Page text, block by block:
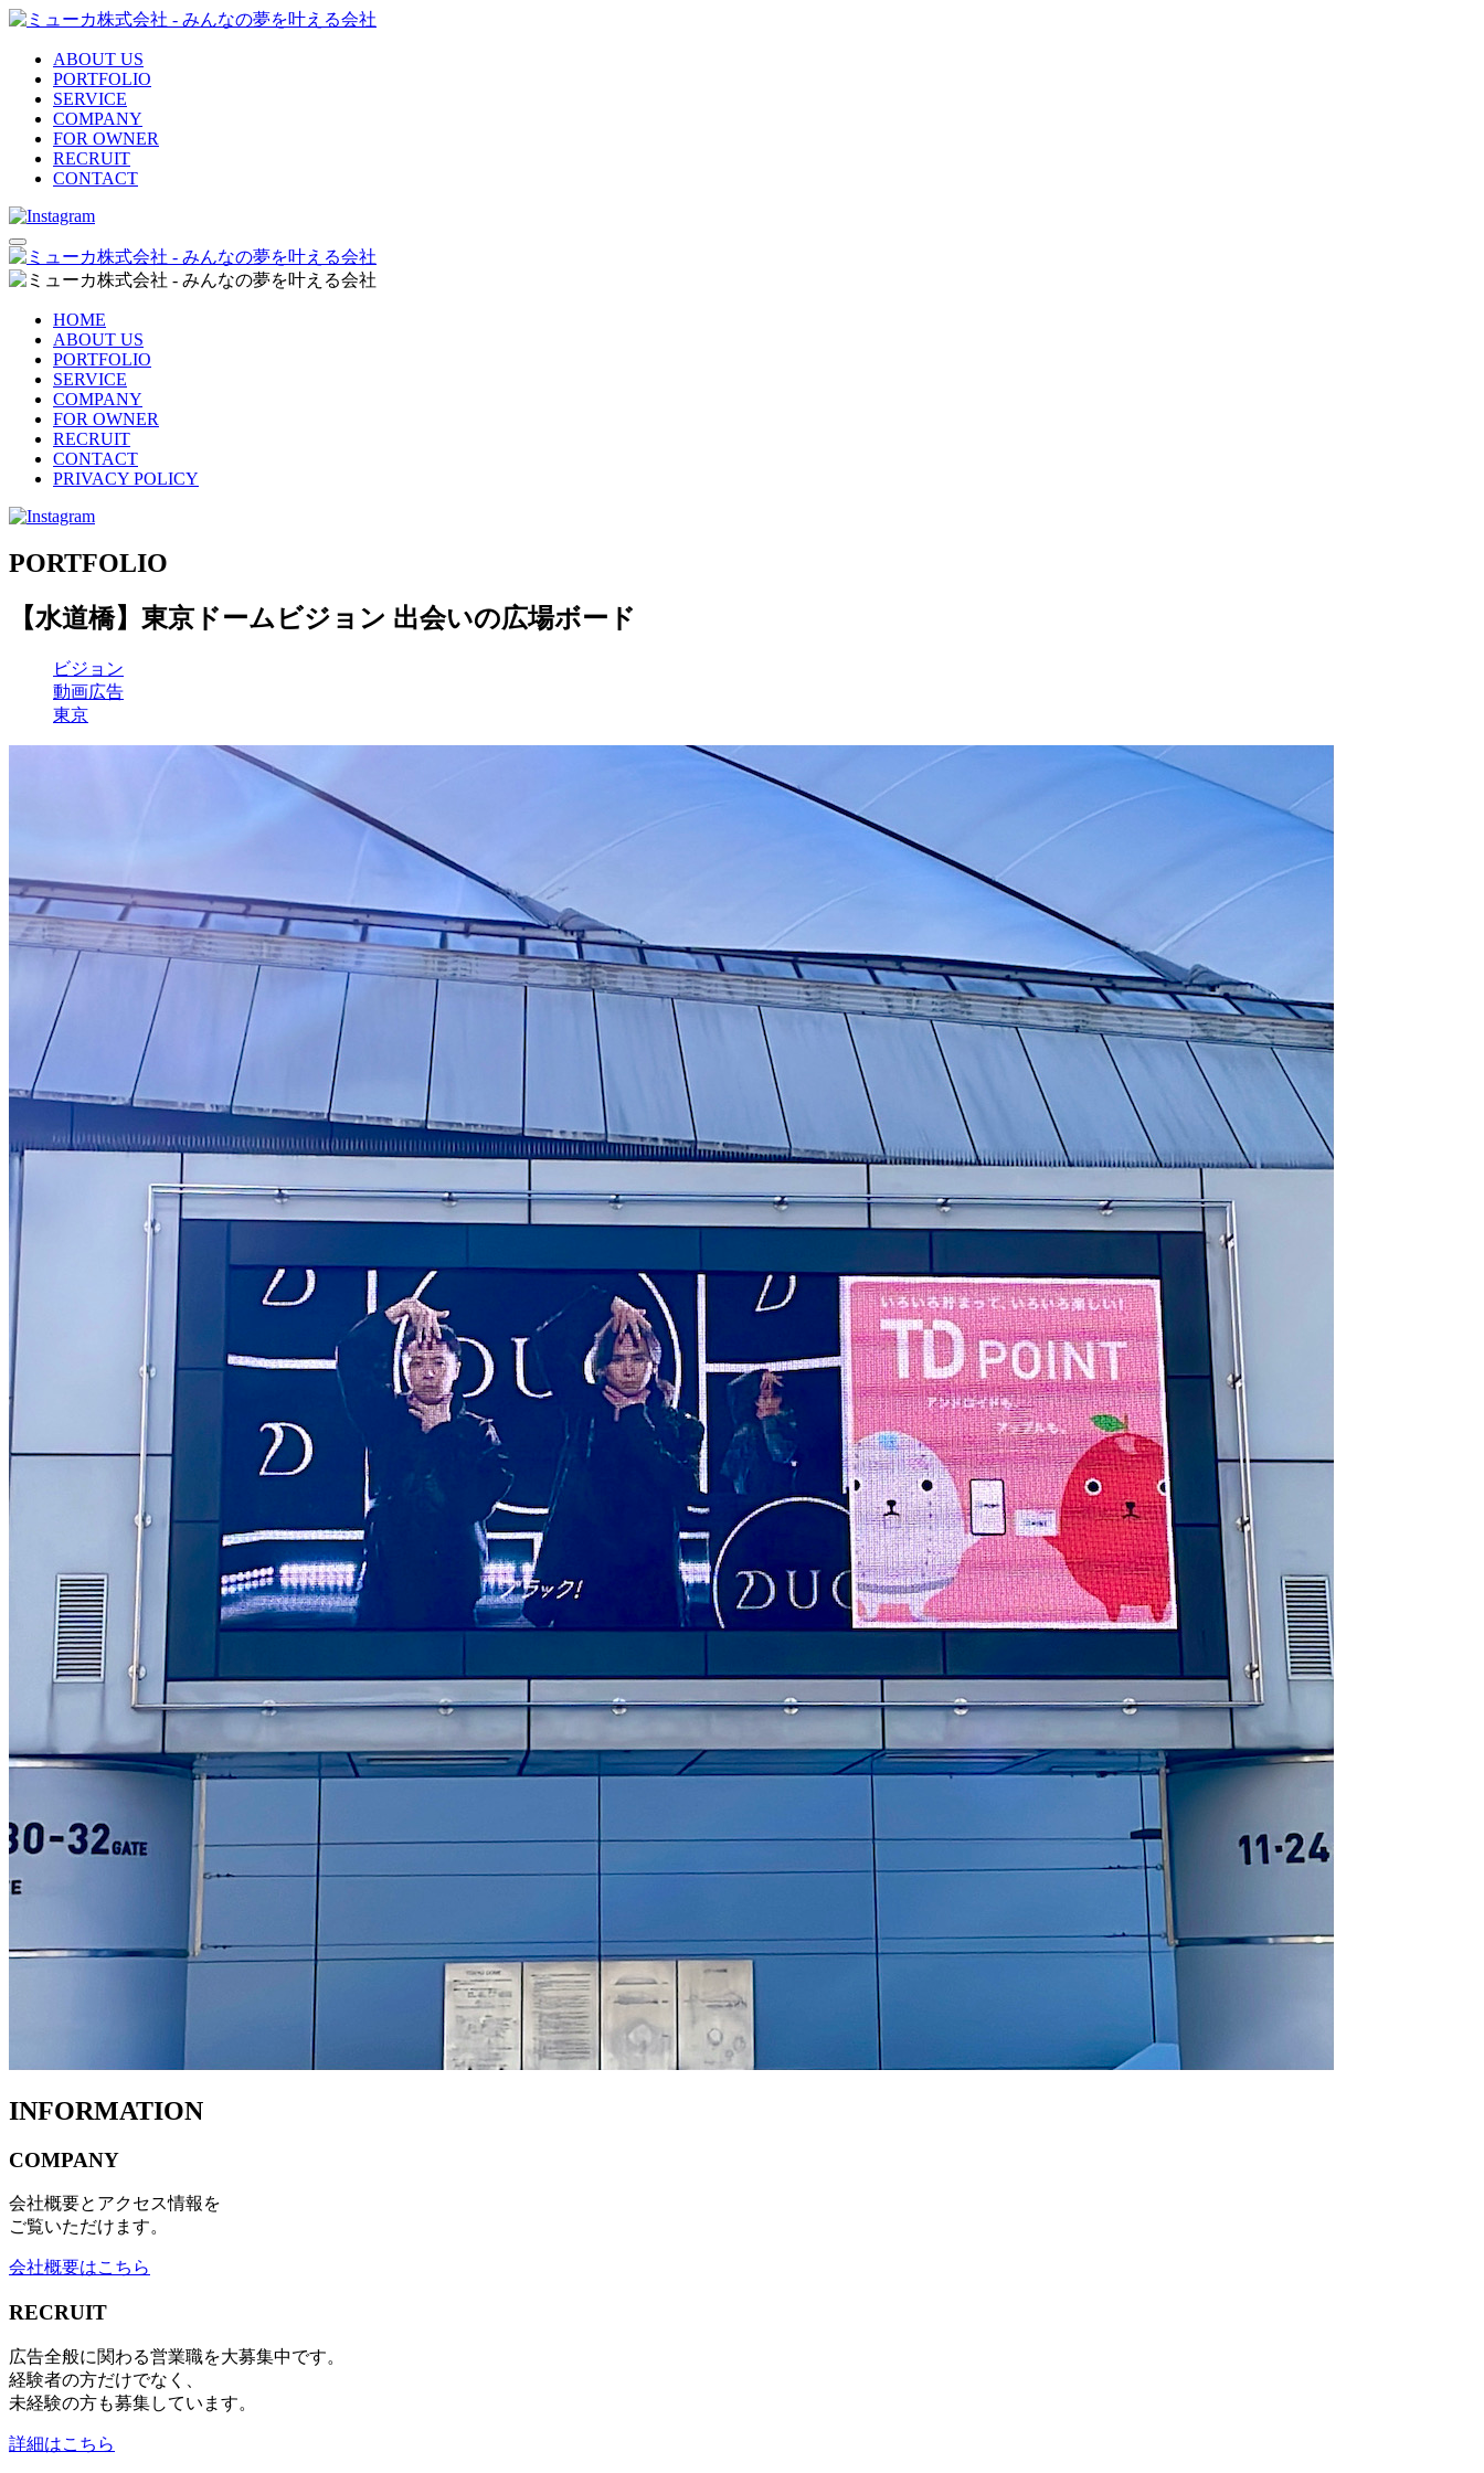
ABOUT US
PORTFOLIO
SERVICE
COMPANY
FOR OWNER
RECRUIT
CONTACT
HOME
ABOUT US
PORTFOLIO
SERVICE
COMPANY
FOR OWNER
RECRUIT
CONTACT
PRIVACY POLICY
PORTFOLIO
【水道橋】東京ドームビジョン 出会いの広場ボード
ビジョン
動画広告
東京
INFORMATION
COMPANY
会社概要とアクセス情報を
ご覧いただけます。
会社概要はこちら
RECRUIT
広告全般に関わる営業職を大募集中です。
経験者の方だけでなく、
未経験の方も募集しています。
詳細はこちら